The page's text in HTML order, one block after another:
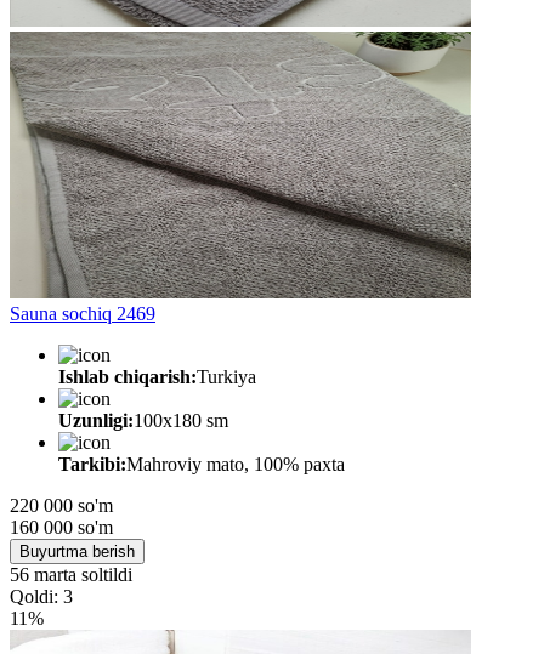
Sauna sochiq 2469
Ishlab chiqarish:Turkiya
Uzunligi:100x180 sm
Tarkibi:Mahroviy mato, 100% paxta
220 000 so'm
160 000 so'm
Buyurtma berish
56 marta soltildi
Qoldi: 3
11%